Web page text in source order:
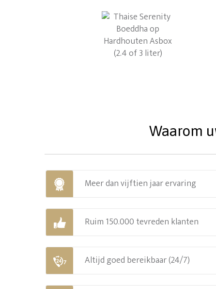
Waarom
Meer dan vijftien jaar ervaring
Ruim 150.000 tevreden klanten
Altijd goed bereikbaar (24/7)